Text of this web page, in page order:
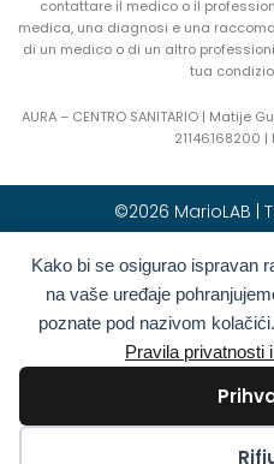
Kako bi se osigurao ispravan
na vaše uređaje
poznate pod nazivom
Pravila privatnosti
contattare il medico o il
medica, una diagnosi e una
di un medico o di un altro
tua
AURA – CENTRO SANITARIO | Matije
21146168200 |
©2026 MarioLAB |
Hrvatski(Croato)
Deutsch(Tedesco)
Română(
Български(Bulgaro)
Greco)